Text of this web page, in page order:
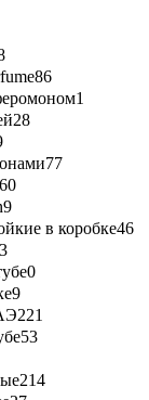
86
1
28
77
60
9
в коробке46
0
9
221
53
214